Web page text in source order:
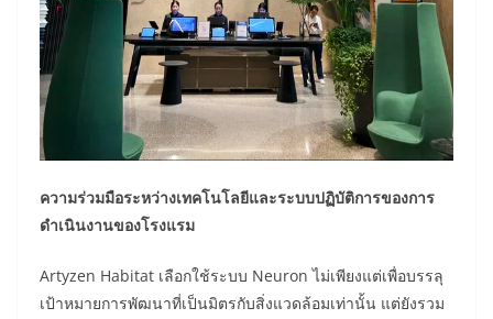
ความร่วมมือระหว่างเทคโนโลยีและระบบปฏิบัติการของการ
ดำเนินงานของโรงแรม
Artyzen Habitat เลือกใช้ระบบ Neuron ไม่เพียงแต่เพื่อบรรลุ
เป้าหมายการพัฒนาที่เป็นมิตรกับสิ่งแวดล้อมเท่านั้น แต่ยังรวม